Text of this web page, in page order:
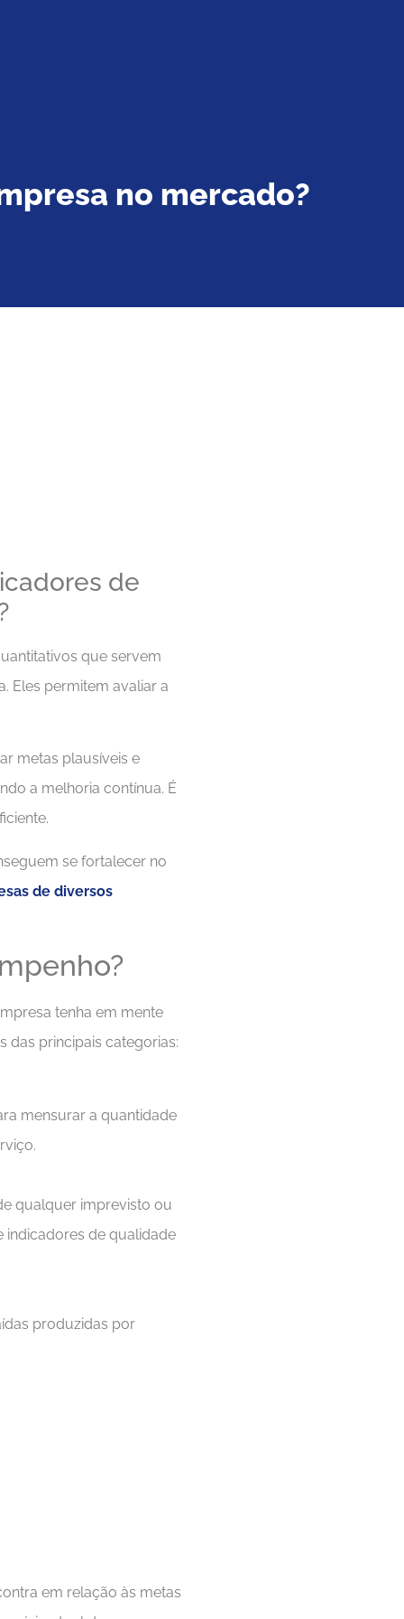
no mercado?
de
que servem
Eles permitem avaliar a
metas plausíveis e
a melhoria contínua. É
se fortalecer no
de diversos
tenha em mente
das principais categorias:
mensurar a quantidade
qualquer imprevisto ou
de qualidade
produzidas por
em relação às metas